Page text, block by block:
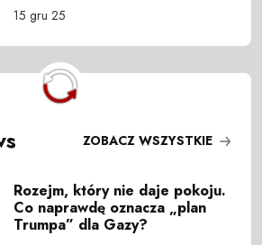
15 gru 25
ZOBACZ WSZYSTKIE
Rozejm, który nie daje pokoju.
Co naprawdę oznacza „plan
Trumpa” dla Gazy?